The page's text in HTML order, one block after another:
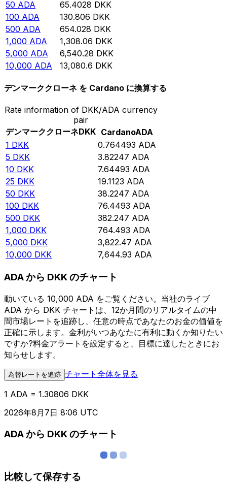
50 ADA 65.4028 DKK
100 ADA 130.806 DKK
500 ADA 654.028 DKK
1,000 ADA 1,308.06 DKK
5,000 ADA 6,540.28 DKK
10,000 ADA 13,080.6 DKK
デンマーククローネ を Cardano に換算する
Rate information of DKK/ADA currency
pair
デンマーククローネDKK CardanoADA
1 DKK 0.764493 ADA
5 DKK 3.82247 ADA
10 DKK 7.64493 ADA
25 DKK 19.1123 ADA
50 DKK 38.2247 ADA
100 DKK 76.4493 ADA
500 DKK 382.247 ADA
1,000 DKK 764.493 ADA
5,000 DKK 3,822.47 ADA
10,000 DKK 7,644.93 ADA
ADA から DKK のチャート
動いている 10,000 ADA をご覧ください。当社のライブ
ADA から DKK チャートは、12か月間のリアルタイムの中
間市場レートを追跡し、任意の時点であなたのお金の価値を
正確に示します。金利がいつあなたに有利に動くか知りたい
ですか?料金アラートを設定すると、目標に達したときにお
知らせします。
為替レートを追跡 チャート全体を見る
1 ADA = 1.30806 DKK
2026年8月7日 8:06 UTC
ADA から DKK のチャート
比較して保存する